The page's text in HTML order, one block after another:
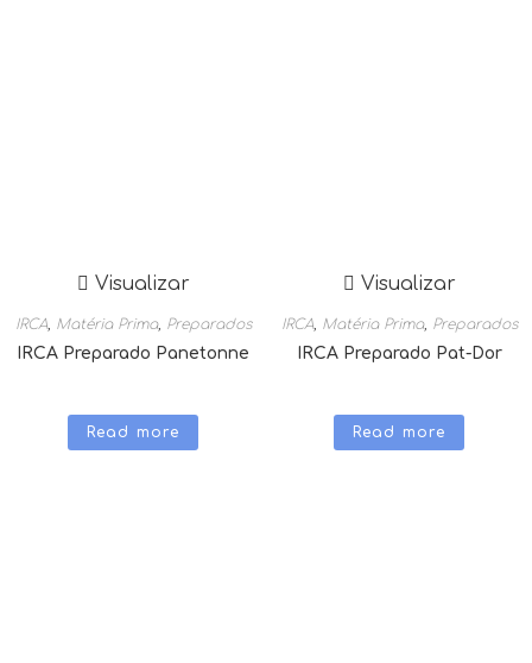
Visualizar
IRCA, Matéria Prima, Preparados
IRCA Preparado Panetonne
Read more
Visualizar
IRCA, Matéria Prima, Preparados
IRCA Preparado Pat-Dor
Read more